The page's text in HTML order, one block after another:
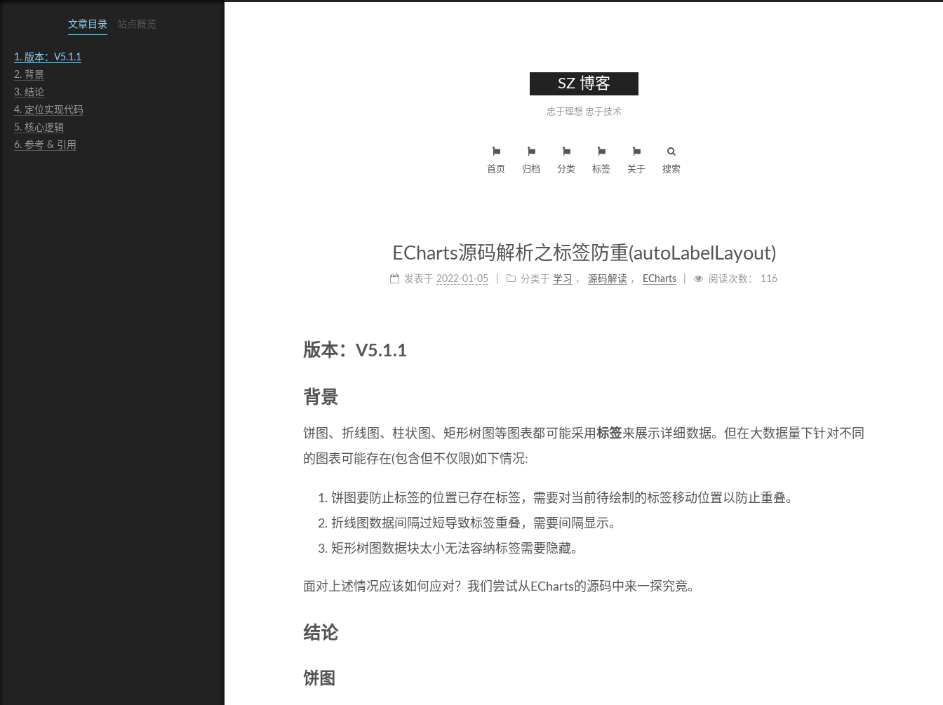
SZ 博客
忠于理想 忠于技术
首页 归档 分类 标签 关于 搜索
ECharts源码解析之标签防重(autoLabelLayout)
发表于 2022-01-05 分类于 学习 ， 源码解读 ， ECharts 阅读次数： 116
版本：V5.1.1
背景
饼图、折线图、柱状图、矩形树图等图表都可能采用标签来展示详细数据。但在大数据量下针对不同
的图表可能存在(包含但不仅限)如下情况:
饼图要防止标签的位置已存在标签，需要对当前待绘制的标签移动位置以防止重叠。
折线图数据间隔过短导致标签重叠，需要间隔显示。
矩形树图数据块太小无法容纳标签需要隐藏。
面对上述情况应该如何应对？我们尝试从ECharts的源码中来一探究竟。
结论
饼图
文章目录 站点概览
1. 版本：V5.1.1
2. 背景
3. 结论
4. 定位实现代码
5. 核心逻辑
6. 参考 & 引用